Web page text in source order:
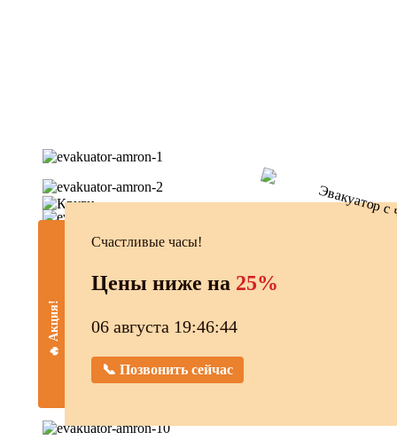
🔥 Акция!
Счастливые часы!
Цены ниже на 25%
06 августа 19:46:45
📞 Позвонить сейчас